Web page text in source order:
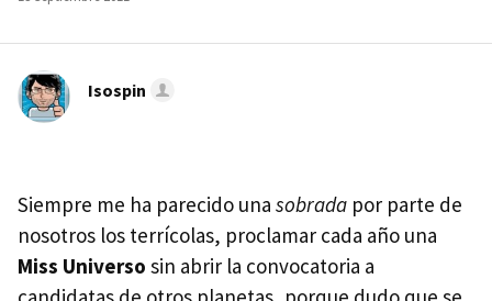
Isospin
Siempre me ha parecido una sobrada por parte de
nosotros los terrícolas, proclamar cada año una
Miss Universo sin abrir la convocatoria a